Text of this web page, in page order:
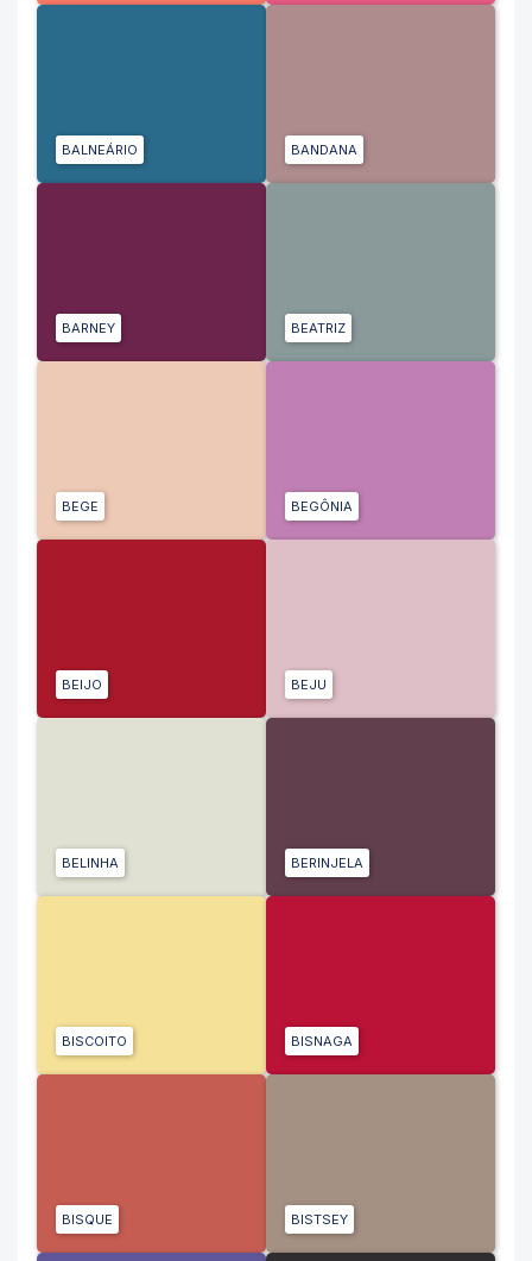
BALNEÁRIO BANDANA
BARNEY BEATRIZ
BEGE BEGÔNIA
BEIJO BEJU
BELINHA BERINJELA
BISCOITO BISNAGA
BISQUE BISTSEY